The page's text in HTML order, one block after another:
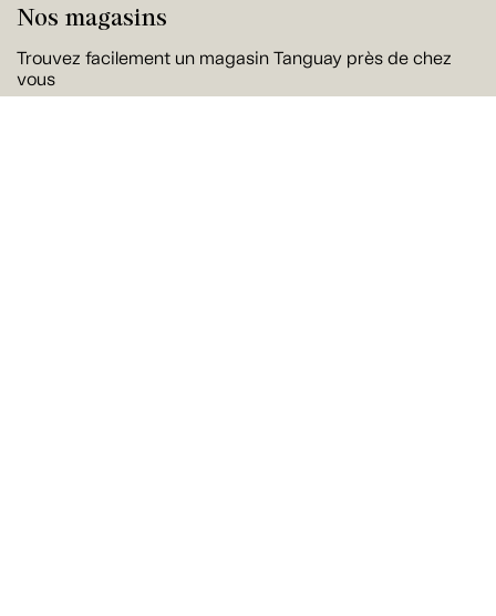
Nos magasins
Trouvez facilement un magasin Tanguay près de chez
vous